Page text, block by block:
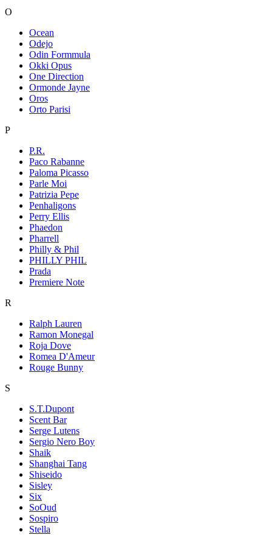
O
Ocean
Odejo
Odin Formmula
Okki Opus
One Direction
Ormonde Jayne
Oros
Orto Parisi
P
P.R.
Paco Rabanne
Paloma Picasso
Parle Moi
Patrizia Pepe
Penhaligons
Perry Ellis
Phaedon
Pharrell
Philly & Phil
PHILLY PHIL
Prada
Premiere Note
R
Ralph Lauren
Ramon Monegal
Roja Dove
Romea D'Ameur
Rouge Bunny
S
S.T.Dupont
Scent Bar
Serge Lutens
Sergio Nero Boy
Shaik
Shanghai Tang
Shiseido
Sisley
Six
SoOud
Sospiro
Stella